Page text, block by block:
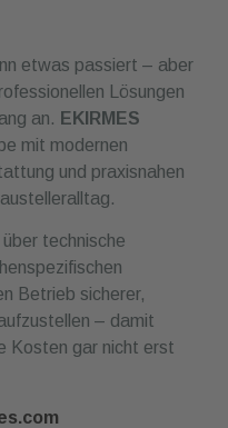
etwas passiert – aber
Lösungen
an. EKIRMES
mit modernen
und praxisnahen
über technische
Betrieb sicherer,
– damit
Kosten gar nicht erst